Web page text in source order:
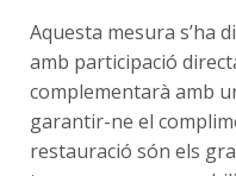
Aquesta mesura s’ha
amb participació
complementarà amb
garantir-ne el
restauració són els